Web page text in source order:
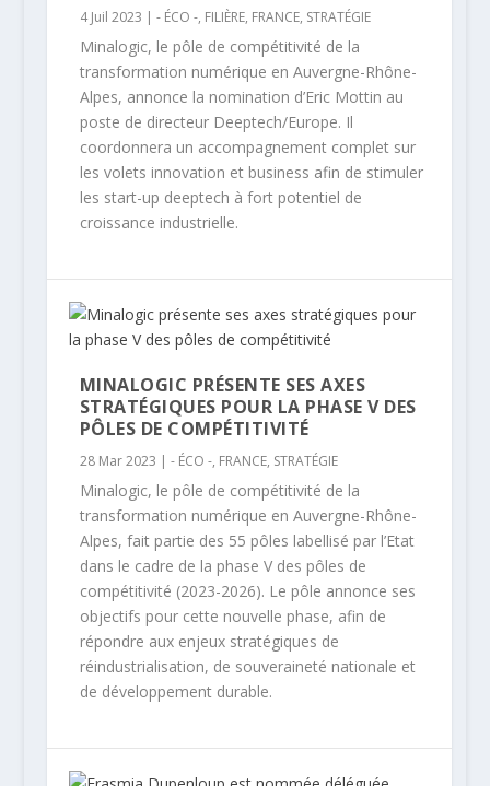
4 Juil 2023 | - ÉCO -, FILIÈRE, FRANCE, STRATÉGIE
Minalogic, le pôle de compétitivité de la
transformation numérique en Auvergne-Rhône-
Alpes, annonce la nomination d’Eric Mottin au
poste de directeur Deeptech/Europe. Il
coordonnera un accompagnement complet sur
les volets innovation et business afin de stimuler
les start-up deeptech à fort potentiel de
croissance industrielle.
MINALOGIC PRÉSENTE SES AXES
STRATÉGIQUES POUR LA PHASE V DES
PÔLES DE COMPÉTITIVITÉ
28 Mar 2023 | - ÉCO -, FRANCE, STRATÉGIE
Minalogic, le pôle de compétitivité de la
transformation numérique en Auvergne-Rhône-
Alpes, fait partie des 55 pôles labellisé par l’Etat
dans le cadre de la phase V des pôles de
compétitivité (2023-2026). Le pôle annonce ses
objectifs pour cette nouvelle phase, afin de
répondre aux enjeux stratégiques de
réindustrialisation, de souveraineté nationale et
de développement durable.